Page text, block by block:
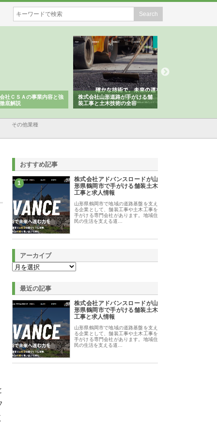
社ＣＳＡの事業内容と強
底解説
株式会社山形道路が手がける舗
装工事と土木技術の全容
その他業種
おすすめ記事
1
株式会社アドバンスロードが山
形県鶴岡市で手がける舗装土木
工事と求人情報
山形県鶴岡市で地域の道路基盤を支え
る企業として、舗装工事や土木工事を
手がける専門会社があります。地域住
民の生活を支える道…
アーカイブ
最近の記事
株式会社アドバンスロードが山
形県鶴岡市で手がける舗装土木
工事と求人情報
山形県鶴岡市で地域の道路基盤を支え
る企業として、舗装工事や土木工事を
手がける専門会社があります。地域住
民の生活を支える道…